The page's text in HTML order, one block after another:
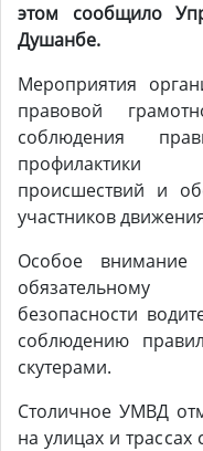
этом сообщило
Душанбе.
Мероприятия
правовой
соблюдения
профилактики
происшествий и
участников
Особое внимание
безопасности
соблюдению
скутерами.
Столичное УМВД
на улицах и